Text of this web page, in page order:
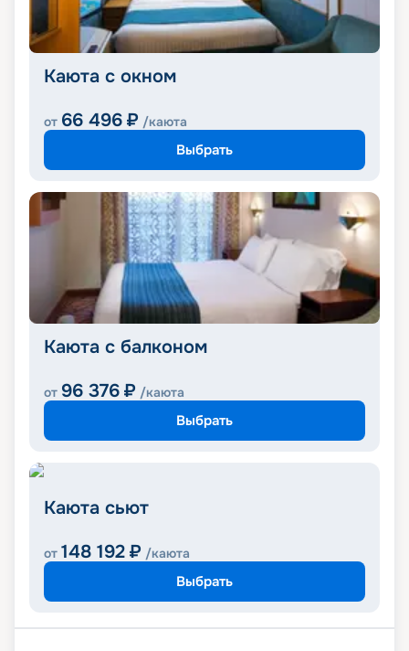
Каюта с окном
от 66 496 ₽ /каюта
Выбрать
Каюта с балконом
от 96 376 ₽ /каюта
Выбрать
Каюта сьют
от 148 192 ₽ /каюта
Выбрать